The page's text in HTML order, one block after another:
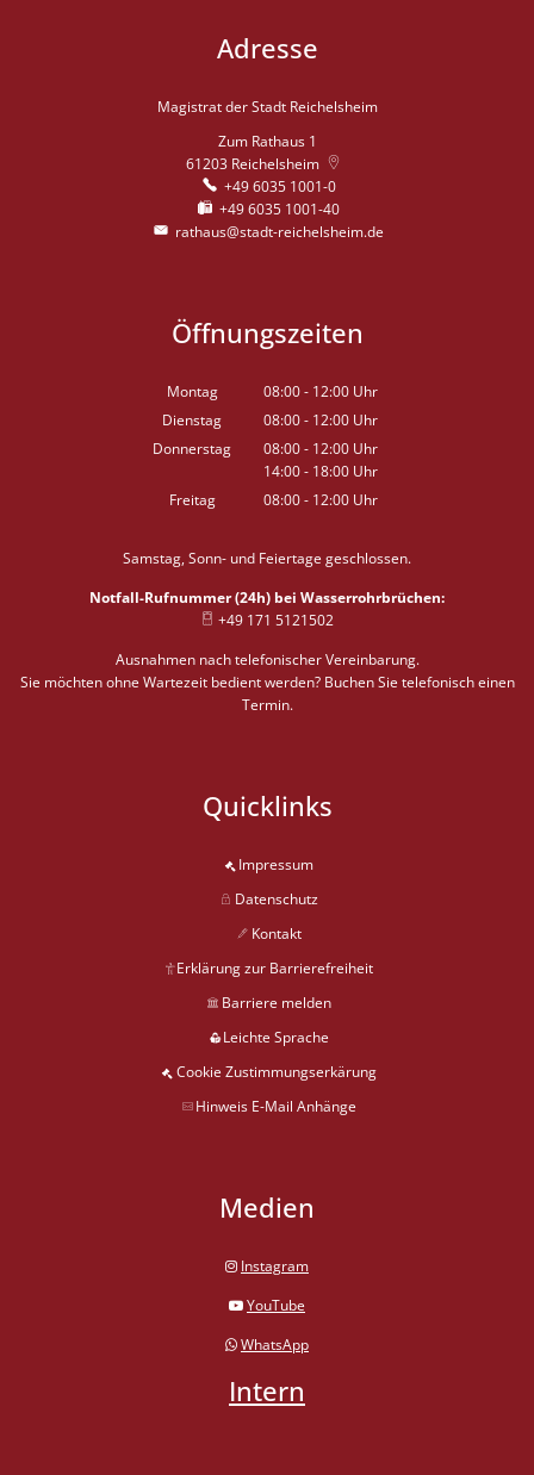
Adresse
Magistrat der Stadt Reichelsheim
Zum Rathaus 1
61203 Reichelsheim
+49 6035 1001-0
+49 6035 1001-40
rathaus@stadt-reichelsheim.de
Öffnungszeiten
Montag 08:00- 12:00 Uhr
Von 08:00 bis 12:00 Uhr
Dienstag 08:00- 12:00 Uhr
Von 08:00 bis 12:00 Uhr
Donnerstag 08:00- 12:00 Uhr
Von 08:00 bis 12:00 Uhr
14:00- 18:00 Uhr
Von 14:00 bis 18:00 Uhr
Freitag 08:00- 12:00 Uhr
Samstag, Sonn- und Feiertage geschlossen.
Notfall-Rufnummer (24h) bei Wasserrohrbrüchen:
+49 171 5121502
Ausnahmen nach telefonischer Vereinbarung.
Sie möchten ohne Wartezeit bedient werden? Buchen Sie telefonisch einen
Termin.
Quicklinks
Impressum
Datenschutz
Kontakt
Erklärung zur Barrierefreiheit
Barriere melden
Leichte Sprache
Cookie Zustimmungserkärung
Hinweis E-Mail Anhänge
Medien
Instagram
YouTube
WhatsApp
Intern